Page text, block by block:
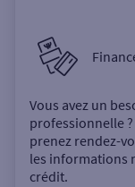
Vous avez un
professionnelle
prenez rendez-
les informations
crédit.